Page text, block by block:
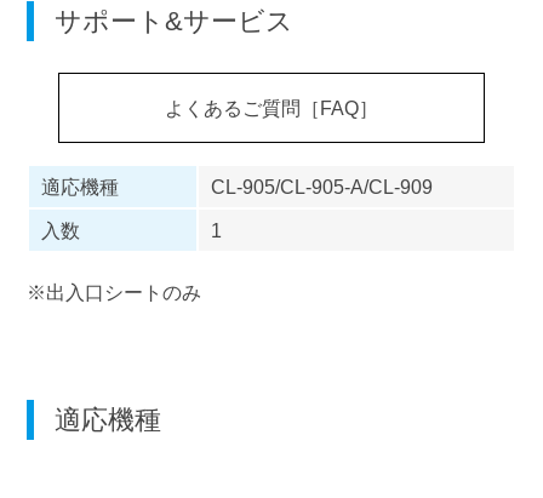
サポート&サービス
よくあるご質問［FAQ］
適応機種
CL-905/CL-905-A/CL-909
入数
1
※出入口シートのみ
適応機種